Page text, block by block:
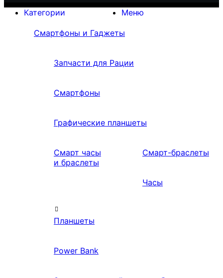
Меню
Категории
Смартфоны и Гаджеты
Запчасти для Рации
Смартфоны
Графические планшеты
Смарт часы
и браслеты
Смарт-браслеты
Часы
Планшеты
Power Bank